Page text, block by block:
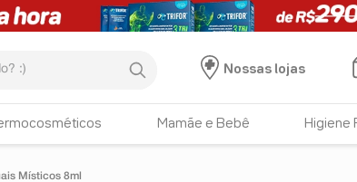
Nossas lojas
Mamãe e Bebê Higiene
Místicos 8ml